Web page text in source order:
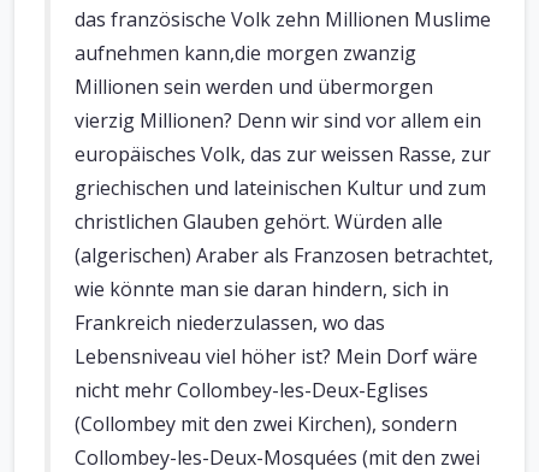
das französische Volk zehn Millionen Muslime
aufnehmen kann,die morgen zwanzig
Millionen sein werden und übermorgen
vierzig Millionen? Denn wir sind vor allem ein
europäisches Volk, das zur weissen Rasse, zur
griechischen und lateinischen Kultur und zum
christlichen Glauben gehört. Würden alle
(algerischen) Araber als Franzosen betrachtet,
wie könnte man sie daran hindern, sich in
Frankreich niederzulassen, wo das
Lebensniveau viel höher ist? Mein Dorf wäre
nicht mehr Collombey-les-Deux-Eglises
(Collombey mit den zwei Kirchen), sondern
Collombey-les-Deux-Mosquées (mit den zwei